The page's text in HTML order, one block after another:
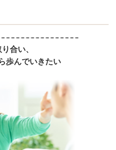
合い、
歩んでいきたい